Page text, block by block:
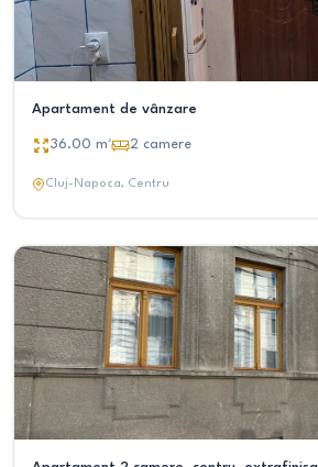
Apartament de vânzare
36.00 m² 2 camere
Cluj-Napoca, Centru